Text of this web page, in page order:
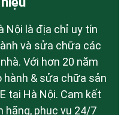
Nội là địa chỉ uy tín
và sửa chữa các
Với hơn 20 năm
hành & sửa chữa sản
tại Hà Nội. Cam kết
hãng, phục vụ 24/7